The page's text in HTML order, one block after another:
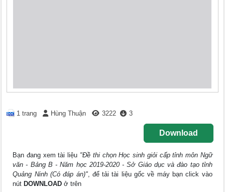
1 trang Hùng Thuận 3222 3
Download
Bạn đang xem tài liệu "Đề thi chọn Học sinh giỏi cấp tỉnh môn Ngữ
văn - Bảng B - Năm học 2019-2020 - Sở Giáo dục và đào tạo tỉnh
Quảng Ninh (Có đáp án)", để tải tài liệu gốc về máy bạn click vào
nút DOWNLOAD ở trên